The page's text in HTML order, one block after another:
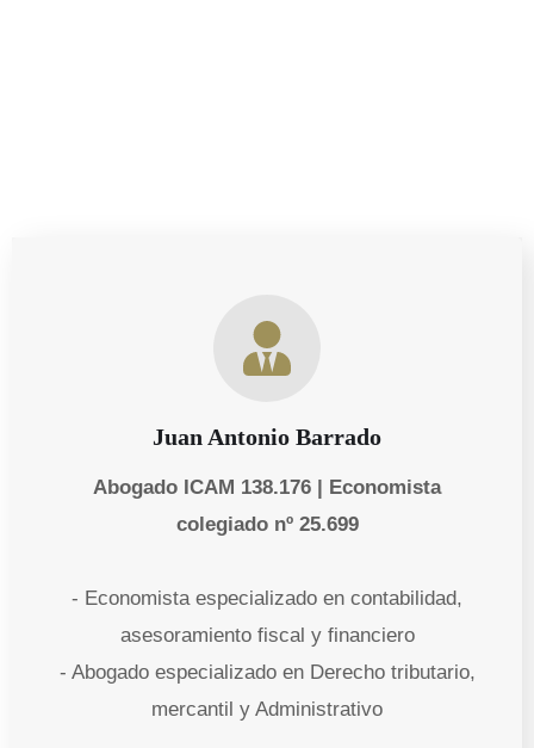
Juan Antonio Barrado
Abogado ICAM 138.176 | Economista
colegiado nº 25.699
- Economista especializado en contabilidad,
asesoramiento fiscal y financiero
- Abogado especializado en Derecho tributario,
mercantil y Administrativo